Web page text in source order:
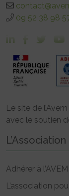
09 52 38 98
Le site de
avec le soutien
L’Association
Adhérer à l’AVEM
L’association